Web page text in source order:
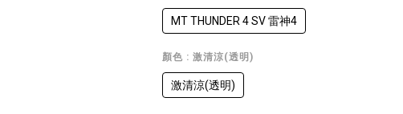
MT THUNDER 4 SV 雷神4
顏色 : 激清涼(透明)
激清涼(透明)